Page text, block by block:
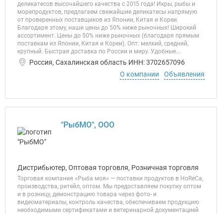
деликатесов высочайшего качества с 2015 года! Икры, рыбы и
морепродуктов, предлагаем свежайшие деликатесы напрямую
от проверенных поставщиков из Японии, Китая и Кореи.
Благодаря этому, наши цены до 50% ниже рыночных! Широкий
ассортимент. Цены до 50% ниже рыночных (благодаря прямым
поставкам из Японии, Китая и Кореи). Опт: мелкий, средний,
крупный. Быстрая доставка по России и миру. Удобные...
Россия, Сахалинская область ИНН: 3702657096
О компании
Объявления
"РыбМО", ООО
Дистрибьютер, Оптовая торговля, Розничная торговля
Торговая компания «Рыба моя» — поставки продуктов в HoReCa,
производства, ритейл, оптом. Мы предоставляем покупку оптом
и в розницу, демонстрацию товара через фото- и
видеоматериалы, контроль качества, обеспечиваем продукцию
необходимыми сертификатами и ветеринарной документацией